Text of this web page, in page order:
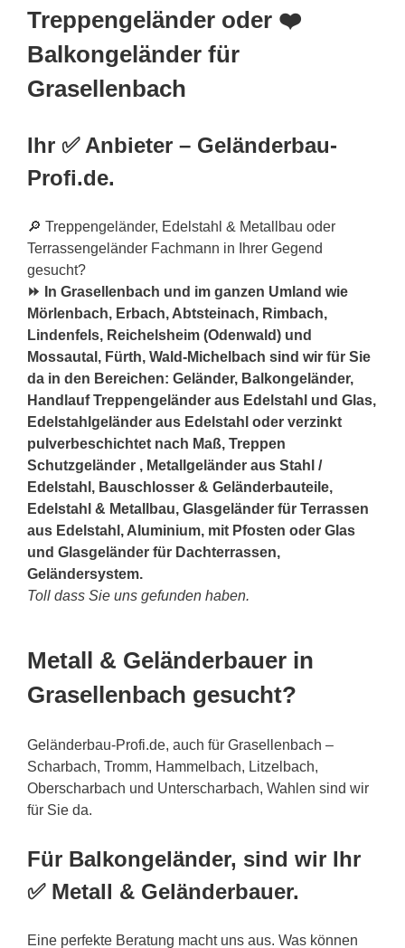
Treppengeländer oder ❤️
Balkongeländer für
Grasellenbach
Ihr ✅ Anbieter – Geländerbau-
Profi.de.
🔎 Treppengeländer, Edelstahl & Metallbau oder
Terrassengeländer Fachmann in Ihrer Gegend
gesucht?
⏩ In Grasellenbach und im ganzen Umland wie
Mörlenbach, Erbach, Abtsteinach, Rimbach,
Lindenfels, Reichelsheim (Odenwald) und
Mossautal, Fürth, Wald-Michelbach sind wir für Sie
da in den Bereichen: Geländer, Balkongeländer,
Handlauf Treppengeländer aus Edelstahl und Glas,
Edelstahlgeländer aus Edelstahl oder verzinkt
pulverbeschichtet nach Maß, Treppen
Schutzgeländer , Metallgeländer aus Stahl /
Edelstahl, Bauschlosser & Geländerbauteile,
Edelstahl & Metallbau, Glasgeländer für Terrassen
aus Edelstahl, Aluminium, mit Pfosten oder Glas
und Glasgeländer für Dachterrassen,
Geländersystem.
Toll dass Sie uns gefunden haben.
Metall & Geländerbauer in
Grasellenbach gesucht?
Geländerbau-Profi.de, auch für Grasellenbach –
Scharbach, Tromm, Hammelbach, Litzelbach,
Oberscharbach und Unterscharbach, Wahlen sind wir
für Sie da.
Für Balkongeländer, sind wir Ihr
✅ Metall & Geländerbauer.
Eine perfekte Beratung macht uns aus. Was können